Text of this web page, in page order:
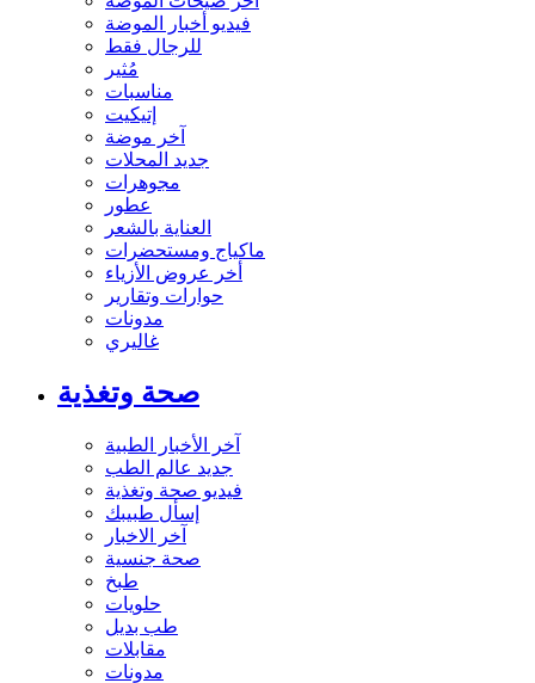
فيديو أخبار الموضة
للرجال فقط
مُثير
مناسبات
إتيكيت
آخر موضة
جديد المحلات
مجوهرات
عطور
العناية بالشعر
ماكياج ومستحضرات
أخر عروض الأزياء
حوارات وتقارير
مدونات
غاليري
صحة وتغذية
آخر الأخبار الطبية
جديد عالم الطب
فيديو صحة وتغذية
إسأل طبيبك
آخر الاخبار
صحة جنسية
طبخ
حلويات
طب بديل
مقابلات
مدونات